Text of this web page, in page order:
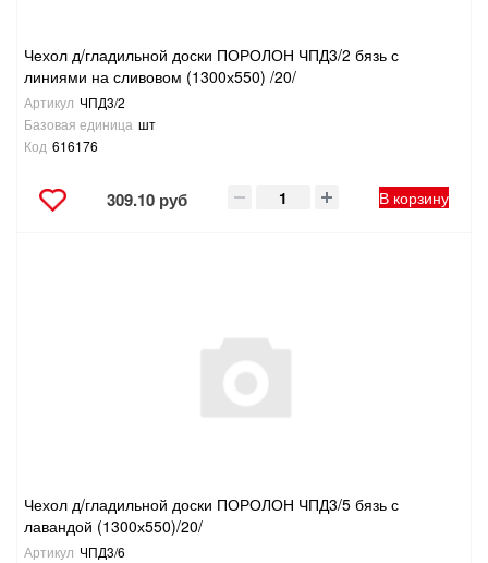
Чехол д/гладильной доски ПОРОЛОН ЧПД3/2 бязь с
линиями на сливовом (1300х550) /20/
Артикул ЧПД3/2
Базовая единица шт
Код 616176
309.10 руб В корзину
Чехол д/гладильной доски ПОРОЛОН ЧПД3/5 бязь с
лавандой (1300х550)/20/
Артикул ЧПД3/6